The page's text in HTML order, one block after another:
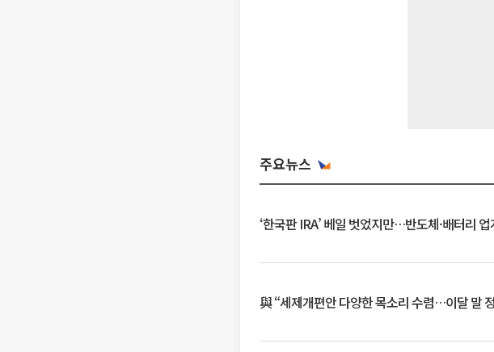
주요뉴스
‘한국판 IRA’ 베일 벗었지만…반도체·배터리
與 “세제개편안 다양한 목소리 수렴…이달 말